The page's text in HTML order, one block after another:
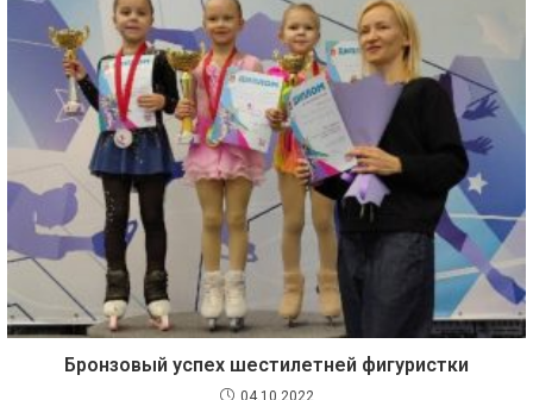
Бронзовый успех шестилетней фигуристки
04.10.2022